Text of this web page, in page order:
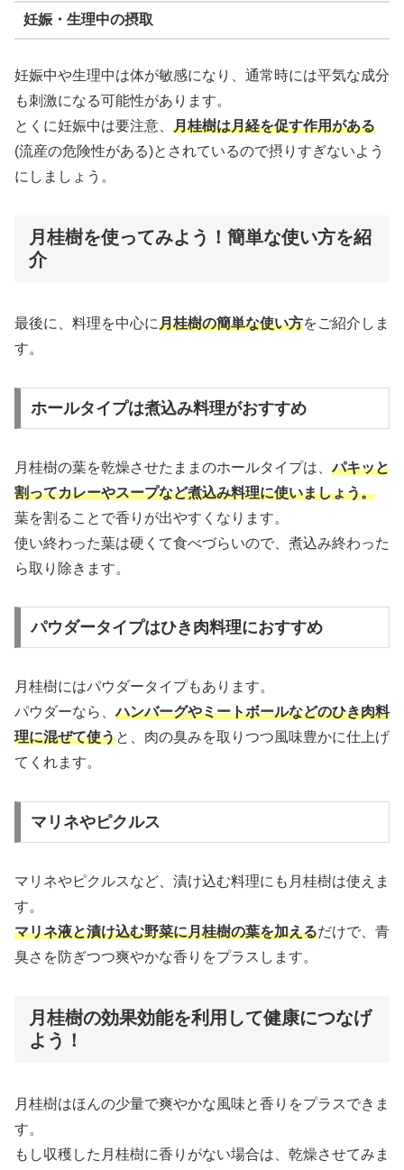
妊娠・生理中の摂取
妊娠中や生理中は体が敏感になり、通常時には平気な成分
も刺激になる可能性があります。
とくに妊娠中は要注意、 月桂樹は月経を促す作用がある
(流産の危険性がある)とされているので摂りすぎないよう
にしましょう。
月桂樹を使ってみよう！簡単な使い方を紹
介
最後に、料理を中心に月桂樹の簡単な使い方をご紹介しま
す。
ホールタイプは煮込み料理がおすすめ
月桂樹の葉を乾燥させたままのホールタイプは、パキッと
割ってカレーやスープなど煮込み料理に使いましょう。
葉を割ることで香りが出やすくなります。
使い終わった葉は硬くて食べづらいので、煮込み終わった
ら取り除きます。
パウダータイプはひき肉料理におすすめ
月桂樹にはパウダータイプもあります。
パウダーなら、ハンバーグやミートボールなどのひき肉料
理に混ぜて使うと、肉の臭みを取りつつ風味豊かに仕上げ
てくれます。
マリネやピクルス
マリネやピクルスなど、漬け込む料理にも月桂樹は使えま
す。
マリネ液と漬け込む野菜に月桂樹の葉を加えるだけで、青
臭さを防ぎつつ爽やかな香りをプラスします。
月桂樹の効果効能を利用して健康につなげ
よう！
月桂樹はほんの少量で爽やかな風味と香りをプラスできま
す。
もし収穫した月桂樹に香りがない場合は、乾燥させてみま